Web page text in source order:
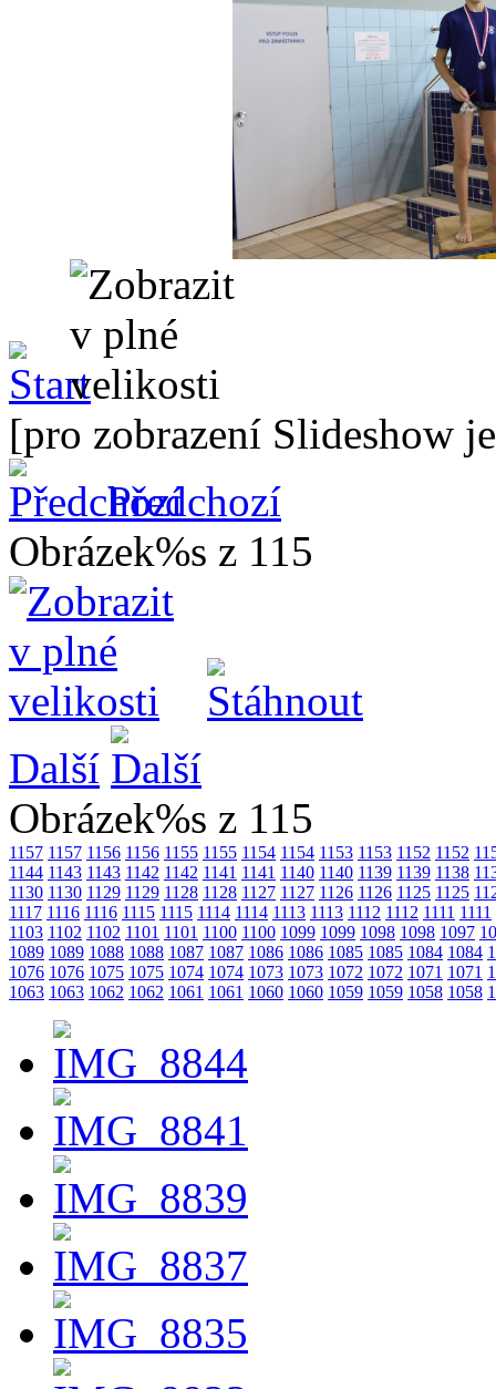
[pro zobrazení Slideshow
Předchozí
Obrázek%s z 115
Další
Obrázek%s z 115
1157 1157 1156 1156 1155 1155 1154 1154 1153 1153 1152 1152
1144 1143 1143 1142 1142 1141 1141 1140 1140 1139 1139 1138
1130 1130 1129 1129 1128 1128 1127 1127 1126 1126 1125 1125
1117 1116 1116 1115 1115 1114 1114 1113 1113 1112 1112 1111 1111
1103 1102 1102 1101 1101 1100 1100 1099 1099 1098 1098 1097
1089 1089 1088 1088 1087 1087 1086 1086 1085 1085 1084 1084
1076 1076 1075 1075 1074 1074 1073 1073 1072 1072 1071 1071
1063 1063 1062 1062 1061 1061 1060 1060 1059 1059 1058 1058